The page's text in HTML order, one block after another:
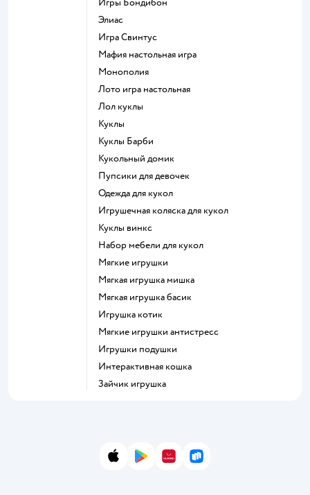
Элиас
Игра Свинтус
Мафия настольная игра
Монополия
Лото игра настольная
Лол куклы
Куклы
Куклы Барби
Кукольный домик
Пупсики для девочек
Одежда для кукол
Игрушечная коляска для кукол
Куклы винкс
Набор мебели для кукол
Мягкие игрушки
Мягкая игрушка мишка
Мягкая игрушка басик
Игрушка котик
Мягкие игрушки антистресс
Игрушки подушки
Интерактивная кошка
Зайчик игрушка
App StoreGoogle Play
AppGallery
RuStore